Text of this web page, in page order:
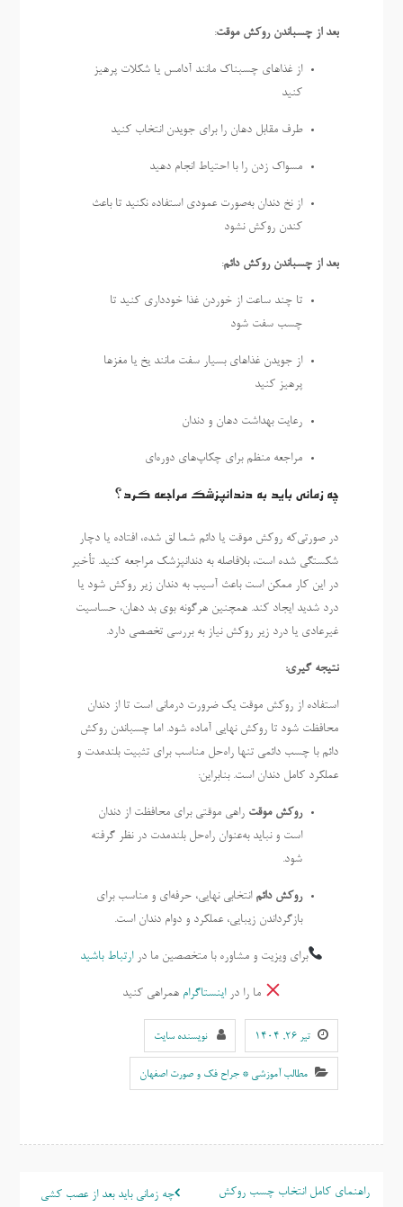
بعد از چسباندن روکش موقت:
از غذاهای چسبناک مانند آدامس یا شکلات پرهیز
کنید
طرف مقابل دهان را برای جویدن انتخاب کنید
مسواک زدن را با احتیاط انجام دهید
از نخ دندان به‌صورت عمودی استفاده نکنید تا باعث
کندن روکش نشود
بعد از چسباندن روکش دائم:
تا چند ساعت از خوردن غذا خودداری کنید تا
چسب سفت شود
از جویدن غذاهای بسیار سفت مانند یخ یا مغزها
پرهیز کنید
رعایت بهداشت دهان و دندان
مراجعه منظم برای چکاپ‌های دوره‌ای
چه زمانی باید به دندانپزشک مراجعه کرد؟
در صورتی‌که روکش موقت یا دائم شما لق شده، افتاده یا دچار
شکستگی شده است، بلافاصله به دندانپزشک مراجعه کنید. تأخیر
در این کار ممکن است باعث آسیب به دندان زیر روکش شود یا
درد شدید ایجاد کند. همچنین هرگونه بوی بد دهان، حساسیت
غیرعادی یا درد زیر روکش نیاز به بررسی تخصصی دارد.
نتیجه گیری:
استفاده از روکش موقت یک ضرورت درمانی است تا از دندان
محافظت شود تا روکش نهایی آماده شود. اما چسباندن روکش
دائم با چسب دائمی تنها راه‌حل مناسب برای تثبیت بلندمدت و
عملکرد کامل دندان است. بنابراین:
روکش موقت راهی موقتی برای محافظت از دندان
است و نباید به‌عنوان راه‌حل بلندمدت در نظر گرفته
شود.
روکش دائم انتخابی نهایی، حرفه‌ای و مناسب برای
بازگرداندن زیبایی، عملکرد و دوام دندان است.
برای ویزیت و مشاوره با متخصصین ما درارتباط باشید
ما را دراینستاگرام همراهی کنید
تیر ۲۶, ۱۴۰۴ نویسنده سایت
مطالب آموزشی * جراح فک و صورت اصفهان
راهبری
چه زمانی باید بعد از عصب کشی
راهنمای کامل انتخاب چسب روکش